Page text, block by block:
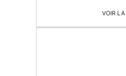
vous aider
quête,
offres du
VOIR